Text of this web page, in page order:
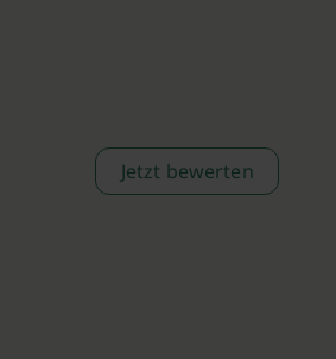
Jetzt bewerten